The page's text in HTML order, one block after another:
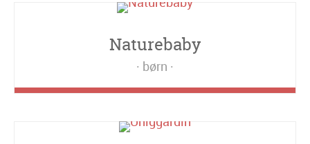
Naturebaby
børn